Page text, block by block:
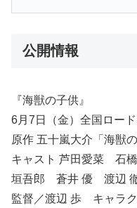
公開情報
『海獣の子供』
6月7日（金）全国ロー
原作 五十嵐大介「海獣
キャスト 芦田愛菜 石
垣吾郎 蒼井 優 渡辺
監督／渡辺 歩 キャラ